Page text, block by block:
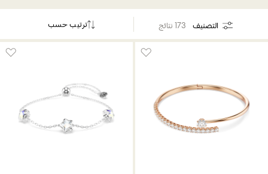
التصنيف 173 نتائج ترتيب حسب